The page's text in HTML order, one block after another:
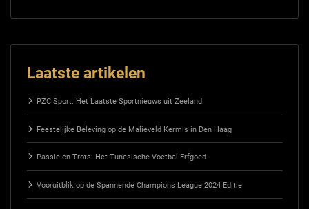
Laatste artikelen
PZC Sport: Het Laatste Sportnieuws uit Zeeland
Feestelijke Beleving op de Malieveld Kermis in Den Haag
Passie en Trots: Het Tunesische Voetbal Erfgoed
Vooruitblik op de Spannende Champions League 2024 Editie